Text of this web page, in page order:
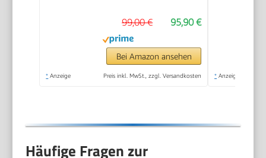
Höhenverstellung/bis
4mm |
Vertikutierwalze (16
Messer) und
95,90 €
99,00 €
Bei Amazon ansehen
* Anzeige Preis inkl. MwSt., zzgl. Versandkosten * Anzeige
Häufige Fragen zur